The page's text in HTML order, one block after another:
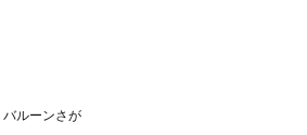
ルーンさが